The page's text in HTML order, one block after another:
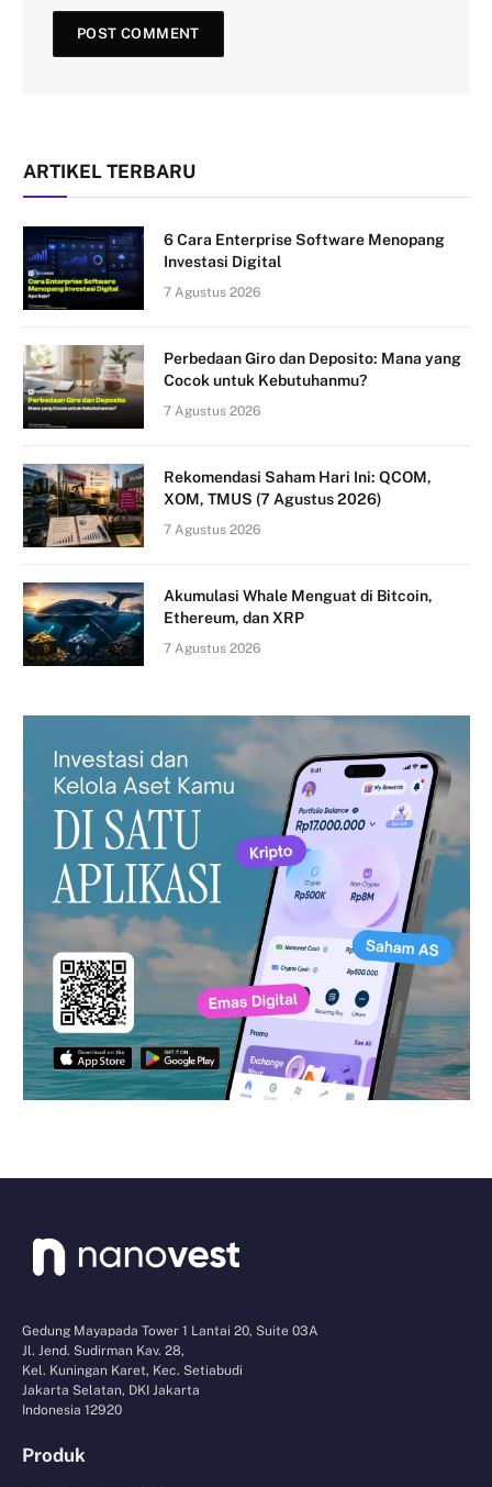
ARTIKEL TERBARU
6 Cara Enterprise Software Menopang
Investasi Digital
7 Agustus 2026
Perbedaan Giro dan Deposito: Mana yang
Cocok untuk Kebutuhanmu?
7 Agustus 2026
Rekomendasi Saham Hari Ini: QCOM,
XOM, TMUS (7 Agustus 2026)
7 Agustus 2026
Akumulasi Whale Menguat di Bitcoin,
Ethereum, dan XRP
7 Agustus 2026
Gedung Mayapada Tower 1 Lantai 20, Suite 03A
Jl. Jend. Sudirman Kav. 28,
Kel. Kuningan Karet, Kec. Setiabudi
Jakarta Selatan, DKI Jakarta
Indonesia 12920
Produk